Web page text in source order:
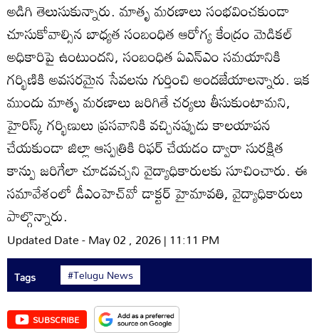
అడిగి తెలుసుకున్నారు. మాతృ మరణాలు సంభవించకుండా
చూసుకోవాల్సిన బాధ్యత సంబంధిత ఆరోగ్య కేంద్రం మెడికల్‌
అధికారిపై ఉంటుందని, సంబంధిత ఏఎన్‌ఎం సమయానికి
గర్భిణికి అవసరమైన సేవలను గుర్తించి అందజేయాలన్నారు. ఇక
ముందు మాతృ మరణాలు జరిగితే చర్యలు తీసుకుంటామని,
హైరిస్క్‌ గర్భిణులు ప్రసవానికి వచ్చినప్పుడు కాలయాపన
చేయకుండా జిల్లా ఆస్పత్రికి రిఫర్‌ చేయడం ద్వారా సురక్షిత
కాన్పు జరిగేలా చూడవచ్చని వైద్యాధికారులకు సూచించారు. ఈ
సమావేశంలో డీఎంహెచ్‌వో డాక్టర్‌ హైమావతి, వైద్యాధికారులు
పాల్గొన్నారు.
Updated Date - May 02 , 2026 | 11:11 PM
Tags #Telugu News
SUBSCRIBE